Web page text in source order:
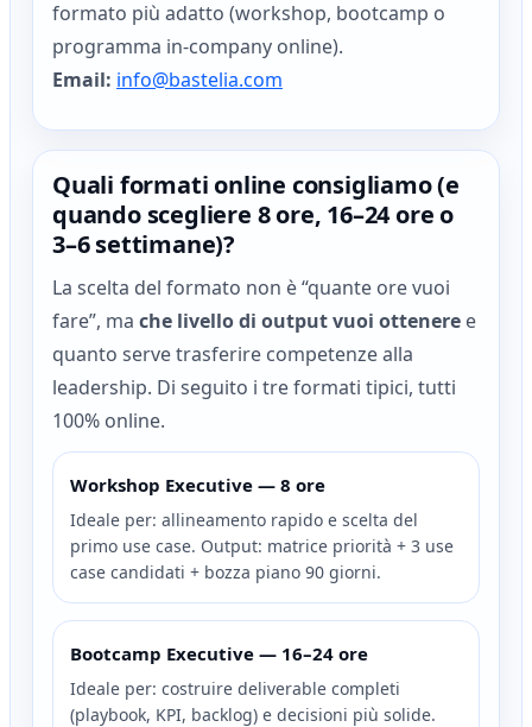
formato più adatto (workshop, bootcamp o
programma in-company online).
Email: info@bastelia.com
Quali formati online consigliamo (e
quando scegliere 8 ore, 16–24 ore o
3–6 settimane)?
La scelta del formato non è “quante ore vuoi
fare”, ma che livello di output vuoi ottenere e
quanto serve trasferire competenze alla
leadership. Di seguito i tre formati tipici, tutti
100% online.
Workshop Executive — 8 ore
Ideale per: allineamento rapido e scelta del
primo use case. Output: matrice priorità + 3 use
case candidati + bozza piano 90 giorni.
Bootcamp Executive — 16–24 ore
Ideale per: costruire deliverable completi
(playbook, KPI, backlog) e decisioni più solide.